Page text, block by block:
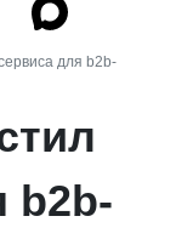
для b2b-
b2b-